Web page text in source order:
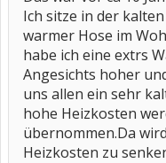
Ich sitze in der
warmer Hose im
habe ich eine extrs
Angesichts hoher
uns allen ein sehr
hohe Heizkosten
übernommen.Da
Heizkosten zu